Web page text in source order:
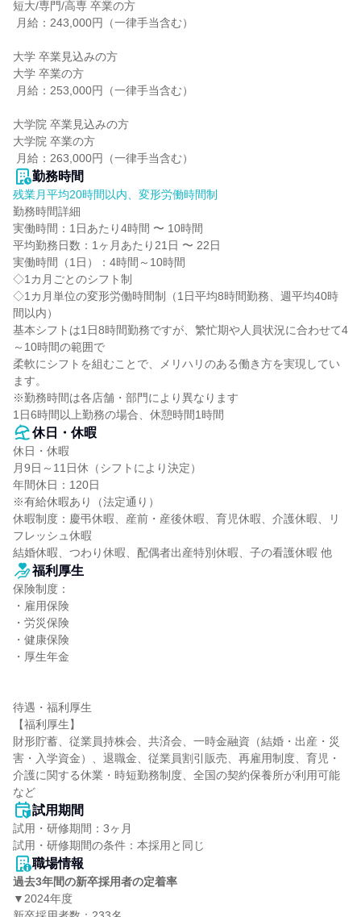
短大/専門/高専 卒業の方
大学 卒業見込みの方
大学 卒業の方
大学院 卒業見込みの方
大学院 卒業の方
月給：263,000円（一律手当含む）
勤務時間
残業月平均20時間以内、変形労働時間制
勤務時間詳細
実働時間：1日あたり4時間 〜 10時間
平均勤務日数：1ヶ月あたり21日 〜 22日
実働時間（1日）：4時間～10時間
◇1カ月ごとのシフト制
◇1カ月単位の変形労働時間制（1日平均8時間勤務、週平均40時
間以内）
基本シフトは1日8時間勤務ですが、繁忙期や人員状況に合わせて4
～10時間の範囲で
柔軟にシフトを組むことで、メリハリのある働き方を実現してい
ます。
※勤務時間は各店舗・部門により異なります
1日6時間以上勤務の場合、休憩時間1時間
休日・休暇
休日・休暇
月9日～11日休（シフトにより決定）
年間休日：120日
※有給休暇あり（法定通り）
休暇制度：慶弔休暇、産前・産後休暇、育児休暇、介護休暇、リ
フレッシュ休暇
結婚休暇、つわり休暇、配偶者出産特別休暇、子の看護休暇 他
福利厚生
保険制度：
・雇用保険
・労災保険
・健康保険
・厚生年金
待遇・福利厚生
【福利厚生】
財形貯蓄、従業員持株会、共済会、一時金融資（結婚・出産・災
害・入学資金）、退職金、従業員割引販売、再雇用制度、育児・
介護に関する休業・時短勤務制度、全国の契約保養所が利用可能
など
試用期間
試用・研修期間：3ヶ月
職場情報
過去3年間の新卒採用者の定着率
▼2024年度